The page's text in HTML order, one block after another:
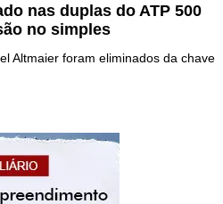
nas duplas do ATP 500
no simples
Altmaier foram eliminados da chave